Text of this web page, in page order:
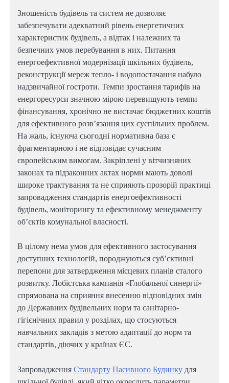
Зношеність будівель та систем не дозволяє
забезпечувати адекватний рівень енергетичних
характеристик будівель, а відтак і належних та
безпечних умов перебування в них. Питання
енергоефективної модернізації шкільних будівель,
реконструкції мереж тепло- і водопостачання набуло
надзвичайної гостроти. Темпи зростання тарифів на
енергоресурси значною мірою перевищують темпи
фінансування, хронічно не вистачає бюджетних коштів
для ефективного розв’язання цих суспільних проблем.
На жаль, існуюча сьогодні нормативна база є
фрагментарною і не відповідає сучасним
європейським вимогам. Закріплені у вітчизняних
законах та підзаконних актах норми мають доволі
широке трактування та не сприяють прозорій практиці
запровадження стандартів енергоефективності
будівель, моніторингу та ефективному менеджменту
об’єктів комунальної власності.
В цілому нема умов для ефективного застосування
доступних технологій, породжуються суб’єктивні
перепони для затвердження місцевих планів сталого
розвитку. Лобістська кампанія «Глобальної синергії»
спрямована на сприяння внесенню відповідних змін
до Державних будівельних норм та санітарно-
гігієнічних правил у розділах, що стосуються
навчальних закладів з метою адаптації до норм та
стандартів, діючих у країнах ЄС.
Запровадження Стандарту Пасивного Будинку для